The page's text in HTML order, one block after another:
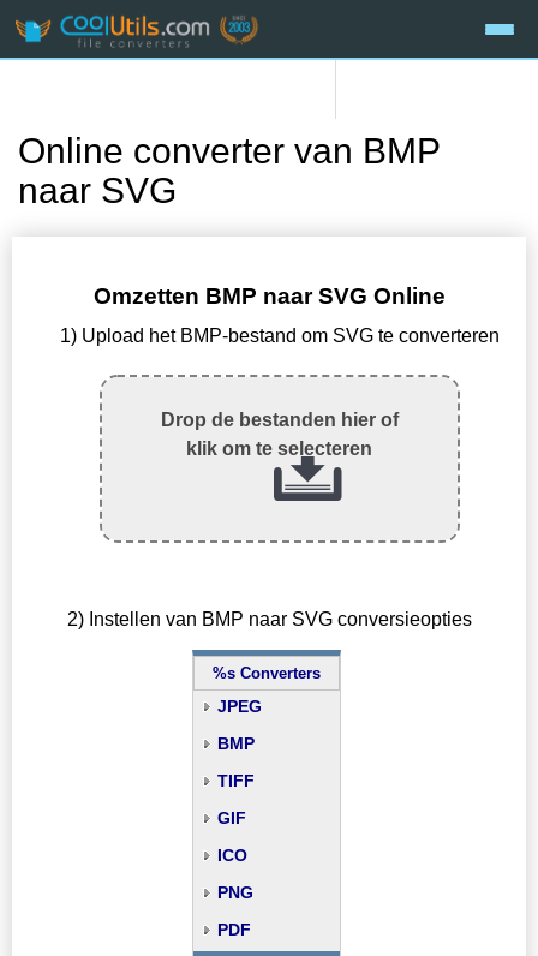
Online converter van BMP
naar SVG
Omzetten BMP naar SVG Online
1) Upload het BMP-bestand om SVG te converteren
Drop de bestanden hier of
klik om te selecteren
2) Instellen van BMP naar SVG conversieopties
%s Converters
JPEG
BMP
TIFF
GIF
ICO
PNG
PDF